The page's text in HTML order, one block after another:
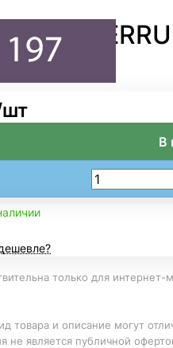
d197
шт
В
только для интернет-
товара и описание могут
не является публичной